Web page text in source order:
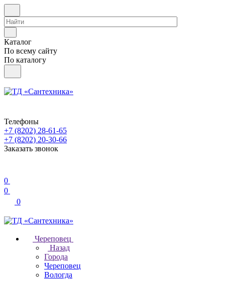
Каталог
По всему сайту
По каталогу
Телефоны
+7 (8202) 28‑61-65
+7 (8202) 20‑30-66
Заказать звонок
0
0
0
Череповец
Назад
Города
Череповец
Вологда